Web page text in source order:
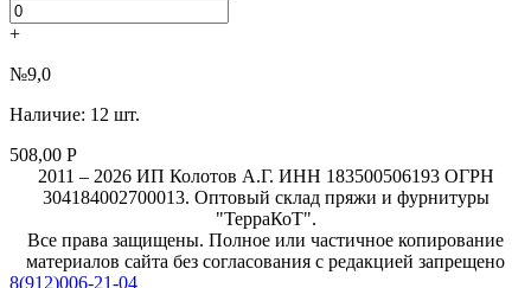
+
№9,0
Наличие: 12 шт.
508,00 Р
2011 – 2026 ИП Колотов А.Г. ИНН 183500506193 ОГРН
304184002700013. Оптовый склад пряжи и фурнитуры
"ТерраКоТ".
Все права защищены. Полное или частичное копирование
материалов сайта без согласования с редакцией запрещено
8(912)006-21-04